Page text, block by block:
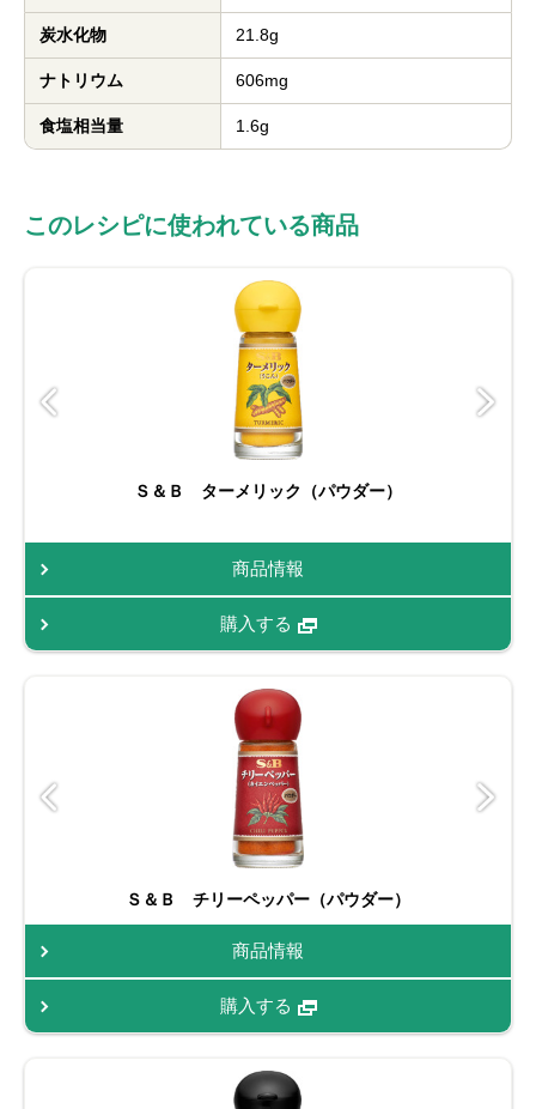
炭水化物 21.8g
ナトリウム 606mg
食塩相当量 1.6g
このレシピに使われている商品
Ｓ＆Ｂ ターメリック（パウダー）
商品情報
購入する
Ｓ＆Ｂ チリーペッパー（パウダー）
商品情報
購入する